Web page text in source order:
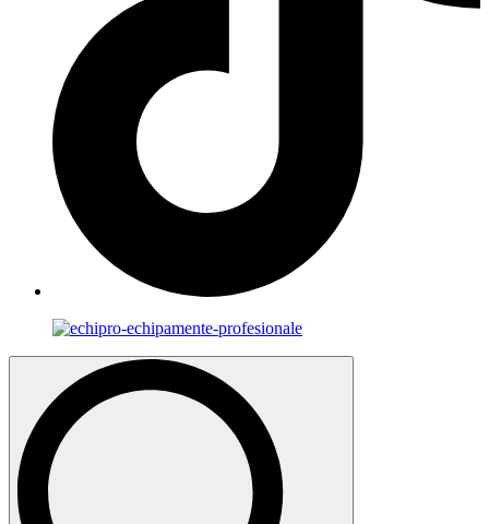
Search